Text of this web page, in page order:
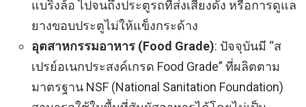
แบริ่งล้อ ไปจนถึงประตูรถที่ส่งเสียงดัง หรือการดูแล
ยางขอบประตูไม่ให้แข็งกระด้าง
อุตสาหกรรมอาหาร (Food Grade): ปัจจุบันมี “ส
เปรย์อเนกประสงค์เกรด Food Grade” ที่ผลิตตาม
มาตรฐาน NSF (National Sanitation Foundation)